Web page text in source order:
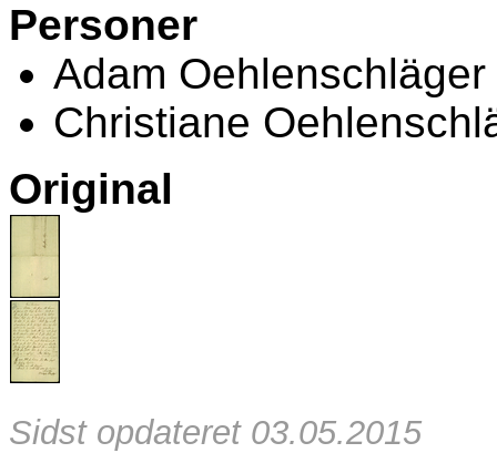
Personer
Adam Oehlenschläger
Christiane
Original
Sidst opdateret 03.05.2015